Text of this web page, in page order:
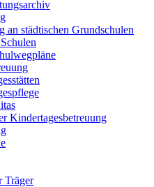
an städtischen Grundschulen
Kindertagesbetreuung
Träger